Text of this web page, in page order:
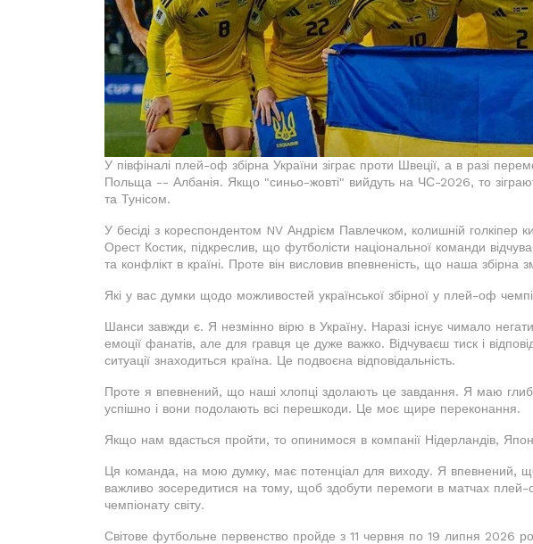
У півфіналі плей-оф збірна України зіграє проти Швеції, а в разі
Польща -- Албанія. Якщо "синьо-жовті" вийдуть на ЧС-2026, то
та Тунісом.
У бесіді з кореспондентом NV Андрієм Павлечком, колишній голкіпер
Орест Костик, підкреслив, що футболісти національної команди
та конфлікт в країні. Проте він висловив впевненість, що наша збірна
Які у вас думки щодо можливостей української збірної у плей-оф
Шанси завжди є. Я незмінно вірю в Україну. Наразі існує чимало
емоції фанатів, але для гравця це дуже важко. Відчуваєш тиск і
ситуації знаходиться країна. Це подвоєна відповідальність.
Проте я впевнений, що наші хлопці здолають це завдання. Я маю
успішно і вони подолають всі перешкоди. Це моє щире переконання.
Якщо нам вдасться пройти, то опинимося в компанії Нідерландів,
Ця команда, на мою думку, має потенціал для виходу. Я впевнений,
важливо зосередитися на тому, щоб здобути перемоги в матчах плей-
чемпіонату світу.
Світове футбольне первенство пройде з 11 червня по 19 липня 2026